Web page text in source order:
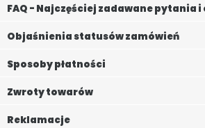
FAQ - Najczęściej zadawane pytania
Objaśnienia statusów zamówień
Sposoby płatności
Zwroty towarów
Reklamacje